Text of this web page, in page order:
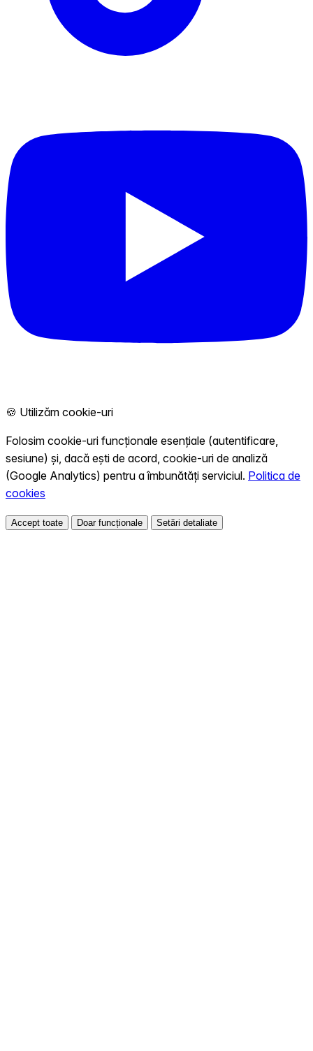
🍪 Utilizăm cookie-uri
Folosim cookie-uri funcționale esențiale (autentificare,
sesiune) și, dacă ești de acord, cookie-uri de analiză
(Google Analytics) pentru a îmbunătăți serviciul. Politica de
cookies
Accept toate Doar funcționale Setări detaliate